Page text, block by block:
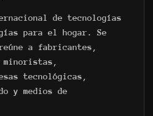
de tecnologías
para el hogar. Se
a fabricantes,
minoristas,
tecnológicas,
y medios de